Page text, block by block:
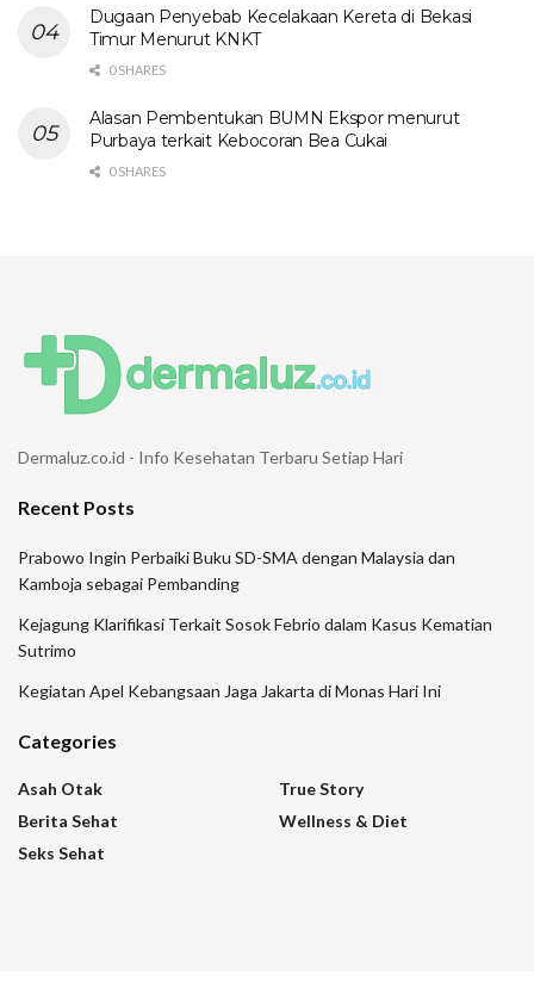
Dugaan Penyebab Kecelakaan Kereta di Bekasi
Timur Menurut KNKT
0 SHARES
Alasan Pembentukan BUMN Ekspor menurut
Purbaya terkait Kebocoran Bea Cukai
0 SHARES
Dermaluz.co.id - Info Kesehatan Terbaru Setiap Hari
Recent Posts
Prabowo Ingin Perbaiki Buku SD-SMA dengan Malaysia dan
Kamboja sebagai Pembanding
Kejagung Klarifikasi Terkait Sosok Febrio dalam Kasus Kematian
Sutrimo
Kegiatan Apel Kebangsaan Jaga Jakarta di Monas Hari Ini
Categories
Asah Otak
Berita Sehat
Seks Sehat
True Story
Wellness & Diet